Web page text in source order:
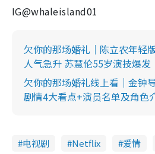
IG@whaleisland01
欠你的那场婚礼｜陈立农年轻
人气急升 苏慧伦55岁演技爆发
欠你的那场婚礼线上看｜金钟
剧情4大看点+演员名单及角色
电视剧 Netflix 爱情